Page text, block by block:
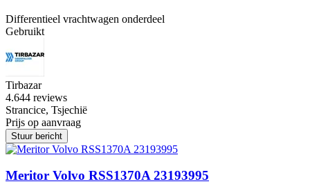
Differentieel vrachtwagen onderdeel
Gebruikt
Tirbazar
4.644 reviews
Strancice, Tsjechië
Prijs op aanvraag
Stuur bericht
Meritor Volvo RSS1370A 23193995